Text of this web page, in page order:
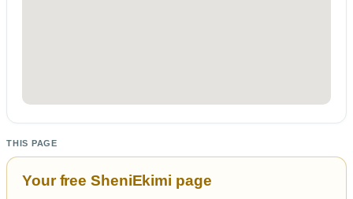
THIS PAGE
Your free SheniEkimi page